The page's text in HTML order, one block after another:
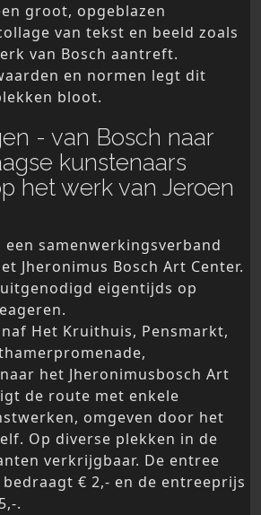
groot, opgeblazen
van tekst en beeld zoals
van Bosch aantreft.
en normen legt dit
bloot.
- van Bosch naar
kunstenaars
het werk van Jeroen
een samenwerkingsverband
Jheronimus Bosch Art Center.
eigentijds op
Het Kruithuis, Pensmarkt,
het Jheronimusbosch Art
de route met enkele
omgeven door het
Op diverse plekken in de
verkrijgbaar. De entree
€ 2,- en de entreeprijs
.